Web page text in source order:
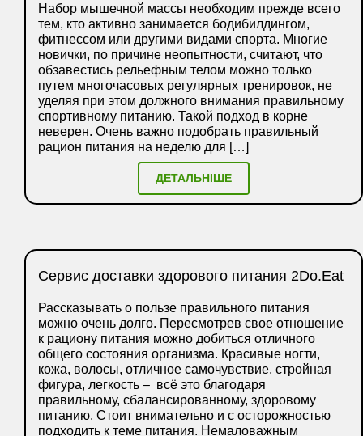
Набор мышечной массы необходим прежде всего
тем, кто активно занимается бодибилдингом,
фитнессом или другими видами спорта. Многие
новички, по причине неопытности, считают, что
обзавестись рельефным телом можно только
путем многочасовых регулярных тренировок, не
уделяя при этом должного внимания правильному
спортивному питанию. Такой подход в корне
неверен. Очень важно подобрать правильный
рацион питания на неделю для […]
ДЕТАЛЬНІШЕ
Сервис доставки здорового питания 2Do.Eat
Рассказывать о пользе правильного питания
можно очень долго. Пересмотрев свое отношение
к рациону питания можно добиться отличного
общего состояния организма. Красивые ногти,
кожа, волосы, отличное самочувствие, стройная
фигура, легкость – всё это благодаря
правильному, сбалансированному, здоровому
питанию. Стоит внимательно и с осторожностью
подходить к теме питания. Немаловажным